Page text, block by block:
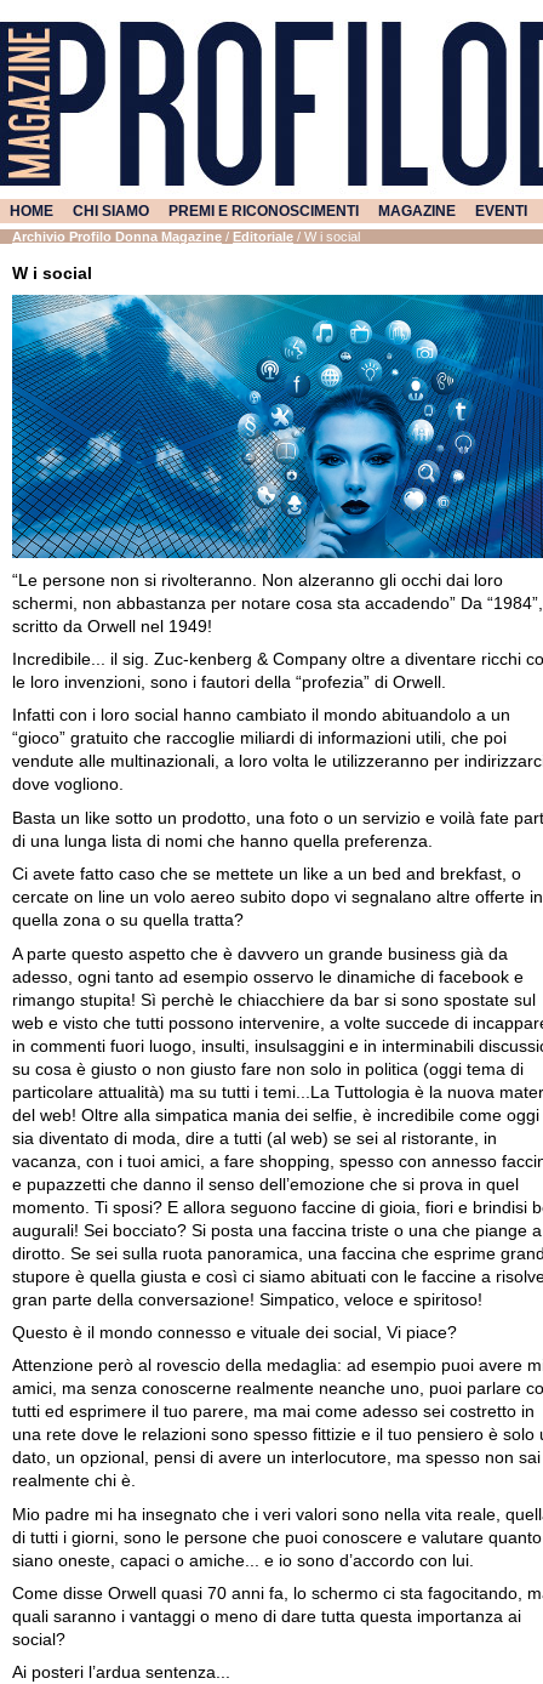
HOME CHI SIAMO PREMI E RICONOSCIMENTI MAGAZINE EVENTI
Archivio Profilo Donna Magazine / Editoriale / W i social
W i social
“Le persone non si rivolteranno. Non alzeranno gli occhi dai loro
schermi, non abbastanza per notare cosa sta accadendo” Da “1984”,
scritto da Orwell nel 1949!
Incredibile... il sig. Zuc-kenberg & Company oltre a diventare ricchi
le loro invenzioni, sono i fautori della “profezia” di Orwell.
Infatti con i loro social hanno cambiato il mondo abituandolo a un
“gioco” gratuito che raccoglie miliardi di informazioni utili, che poi
vendute alle multinazionali, a loro volta le utilizzeranno per
dove vogliono.
Basta un like sotto un prodotto, una foto o un servizio e voilà fate
di una lunga lista di nomi che hanno quella preferenza.
Ci avete fatto caso che se mettete un like a un bed and brekfast, o
cercate on line un volo aereo subito dopo vi segnalano altre offerte in
quella zona o su quella tratta?
A parte questo aspetto che è davvero un grande business già da
adesso, ogni tanto ad esempio osservo le dinamiche di facebook e
rimango stupita! Sì perchè le chiacchiere da bar si sono spostate sul
web e visto che tutti possono intervenire, a volte succede di
in commenti fuori luogo, insulti, insulsaggini e in interminabili
su cosa è giusto o non giusto fare non solo in politica (oggi tema di
particolare attualità) ma su tutti i temi...La Tuttologia è la nuova
del web! Oltre alla simpatica mania dei selfie, è incredibile come oggi
sia diventato di moda, dire a tutti (al web) se sei al ristorante, in
vacanza, con i tuoi amici, a fare shopping, spesso con annesso
e pupazzetti che danno il senso dell’emozione che si prova in quel
momento. Ti sposi? E allora seguono faccine di gioia, fiori e brindisi
augurali! Sei bocciato? Si posta una faccina triste o una che piange a
dirotto. Se sei sulla ruota panoramica, una faccina che esprime
stupore è quella giusta e così ci siamo abituati con le faccine a
gran parte della conversazione! Simpatico, veloce e spiritoso!
Questo è il mondo connesso e vituale dei social, Vi piace?
Attenzione però al rovescio della medaglia: ad esempio puoi avere
amici, ma senza conoscerne realmente neanche uno, puoi parlare
tutti ed esprimere il tuo parere, ma mai come adesso sei costretto in
una rete dove le relazioni sono spesso fittizie e il tuo pensiero è solo
dato, un opzional, pensi di avere un interlocutore, ma spesso non sai
realmente chi è.
Mio padre mi ha insegnato che i veri valori sono nella vita reale,
di tutti i giorni, sono le persone che puoi conoscere e valutare quanto
siano oneste, capaci o amiche... e io sono d’accordo con lui.
Come disse Orwell quasi 70 anni fa, lo schermo ci sta fagocitando,
quali saranno i vantaggi o meno di dare tutta questa importanza ai
social?
Ai posteri l’ardua sentenza...